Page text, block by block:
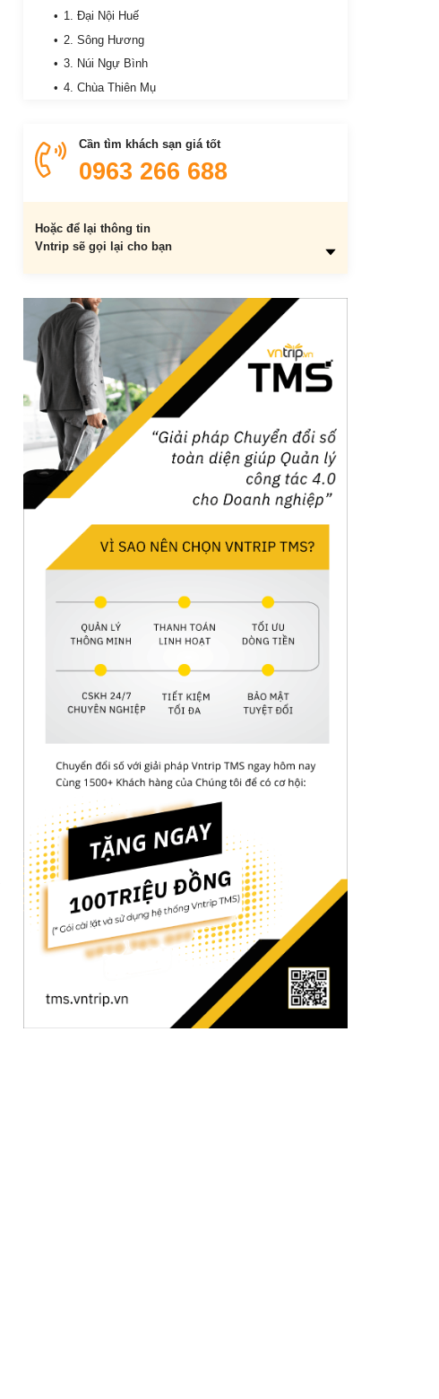
1. Đại Nội Huế
2. Sông Hương
3. Núi Ngự Bình
4. Chùa Thiên Mụ
6. Vịnh Lăng Cô
7. Phá Tam Giang
Cần tìm khách sạn giá tốt
0963 266 688
Hoặc để lại thông tin
Vntrip sẽ gọi lại cho bạn